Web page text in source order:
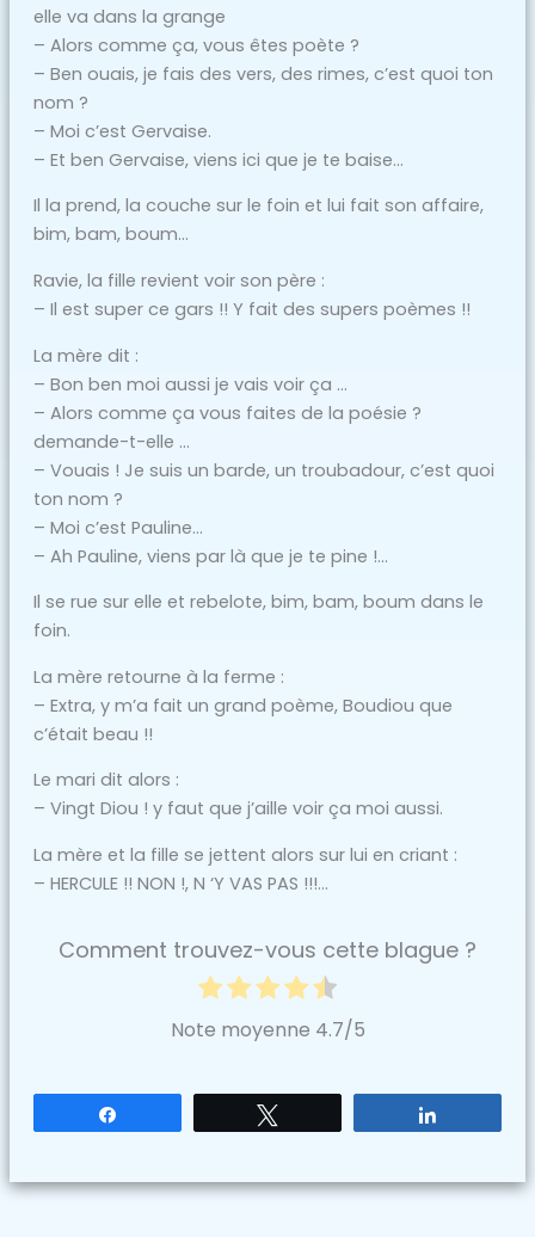
elle va dans la grange
– Alors comme ça, vous êtes poète ?
– Ben ouais, je fais des vers, des rimes, c’est quoi ton
nom ?
– Moi c’est Gervaise.
– Et ben Gervaise, viens ici que je te baise…
Il la prend, la couche sur le foin et lui fait son affaire,
bim, bam, boum…
Ravie, la fille revient voir son père :
– Il est super ce gars !! Y fait des supers poèmes !!
La mère dit :
– Bon ben moi aussi je vais voir ça …
– Alors comme ça vous faites de la poésie ?
demande-t-elle …
– Vouais ! Je suis un barde, un troubadour, c’est quoi
ton nom ?
– Moi c’est Pauline…
– Ah Pauline, viens par là que je te pine !…
Il se rue sur elle et rebelote, bim, bam, boum dans le
foin.
La mère retourne à la ferme :
– Extra, y m’a fait un grand poème, Boudiou que
c’était beau !!
Le mari dit alors :
– Vingt Diou ! y faut que j’aille voir ça moi aussi.
La mère et la fille se jettent alors sur lui en criant :
– HERCULE !! NON !, N ‘Y VAS PAS !!!…
Comment trouvez-vous cette blague ?
Note moyenne 4.7/5